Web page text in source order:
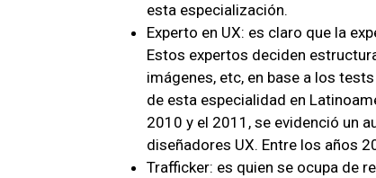
esta especialización.
Experto en UX: es claro que la
Estos expertos deciden
imágenes, etc, en base a los
de esta especialidad en
2010 y el 2011, se evidenció un
diseñadores UX. Entre los años
Trafficker: es quien se ocupa de